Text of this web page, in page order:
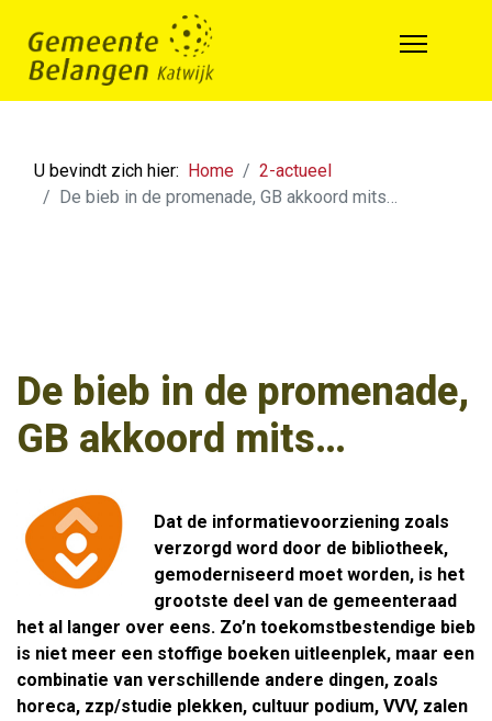
U bevindt zich hier: Home
2-actueel
De bieb in de promenade, GB akkoord mits…
De bieb in de promenade,
GB akkoord mits…
Dat de informatievoorziening zoals
verzorgd word door de bibliotheek,
gemoderniseerd moet worden, is het
grootste deel van de gemeenteraad
het al langer over eens. Zo’n toekomstbestendige bieb
is niet meer een stoffige boeken uitleenplek, maar een
combinatie van verschillende andere dingen, zoals
horeca, zzp/studie plekken, cultuur podium, VVV, zalen